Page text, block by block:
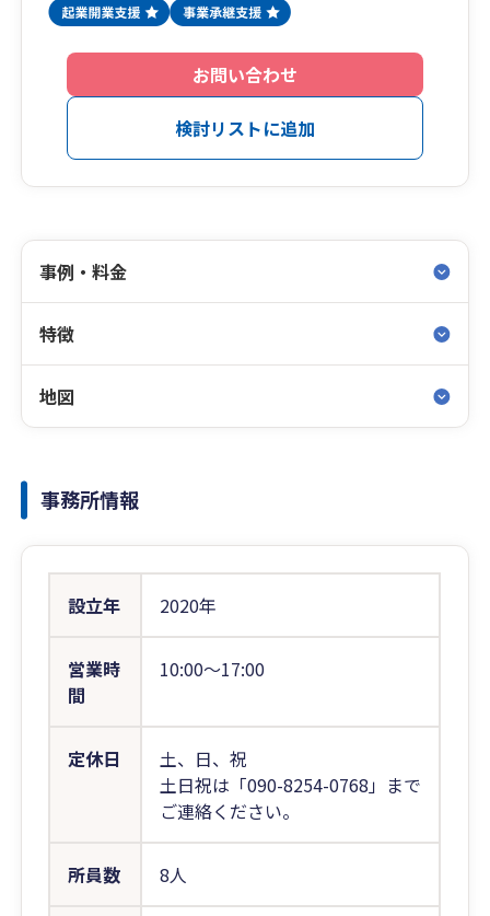
お問い合わせ
検討リストに追加
事例・料金
特徴
地図
事務所情報
設立年 2020年
営業時
間
10:00〜17:00
定休日
土、日、祝
土日祝は「090-8254-0768」まで
ご連絡ください。
所員数 8人